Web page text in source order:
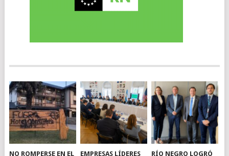
NO ROMPERSE EN EL EMPRESAS LÍDERES RÍO NEGRO LOGRÓ